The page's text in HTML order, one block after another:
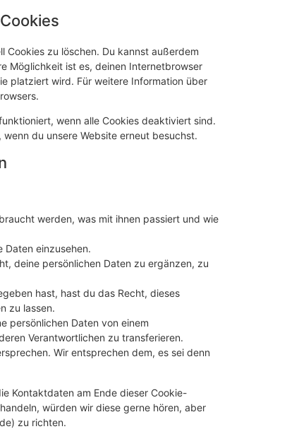
Cookies zu löschen. Du kannst außerdem
Möglichkeit ist es, deinen Internetbrowser
platziert wird. Für weitere Information über
wenn alle Cookies deaktiviert sind.
du unsere Website erneut besuchst.
werden, was mit ihnen passiert und wie
Daten einzusehen.
deine persönlichen Daten zu ergänzen, zu
hast, hast du das Recht, dieses
zu lassen.
persönlichen Daten von einem
Verantwortlichen zu transferieren.
Wir entsprechen dem, es sei denn
Kontaktdaten am Ende dieser Cookie-
würden wir diese gerne hören, aber
zu richten.